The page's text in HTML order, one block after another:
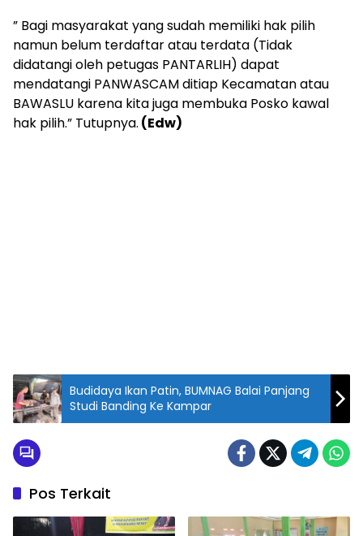
” Bagi masyarakat yang sudah memiliki hak pilih
namun belum terdaftar atau terdata (Tidak
didatangi oleh petugas PANTARLIH) dapat
mendatangi PANWASCAM ditiap Kecamatan atau
BAWASLU karena kita juga membuka Posko kawal
hak pilih.” Tutupnya. (Edw)
Budidaya Ikan Patin, BUMNAG Balai Panjang
Studi Banding Ke Kampar
Pos Terkait